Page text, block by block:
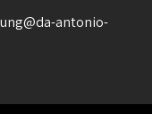
antonio-